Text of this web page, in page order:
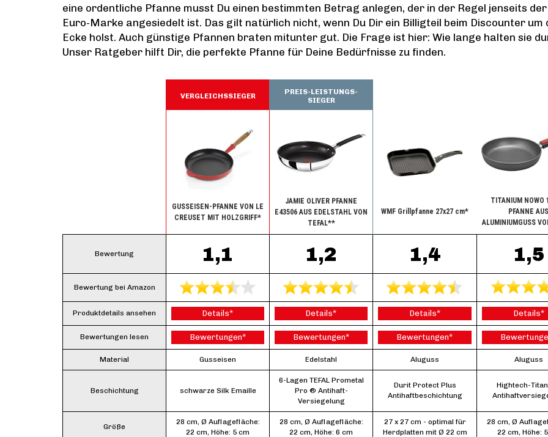
eine ordentliche Pfanne musst Du einen bestimmten Betrag anlegen, der in der Regel jenseits der
Euro-Marke angesiedelt ist. Das gilt natürlich nicht, wenn Du Dir ein Billigteil beim Discounter um
Ecke holst. Auch günstige Pfannen braten mitunter gut. Die Frage ist hier: Wie lange halten sie
Unser Ratgeber hilft Dir, die perfekte Pfanne für Deine Bedürfnisse zu finden.
VERGLEICHSSIEGER
GUSSEISEN-PFANNE VON LE
CREUSET MIT HOLZGRIFF*
PREIS-LEISTUNGS-
SIEGER
JAMIE OLIVER PFANNE
E43506 AUS EDELSTAHL VON
TEFAL**
WMF Grillpfanne 27x27 cm*
TITANIUM NOWO
PFANNE AUS
ALUMINIUMGUSS
Bewertung 1,1 1,2 1,4 1,5
Bewertung bei Amazon
Produktdetails ansehen Details* Details* Details* Details*
Bewertungen lesen Bewertungen* Bewertungen* Bewertungen*
Material Gusseisen Edelstahl Aluguss Aluguss
Beschichtung schwarze Silk Emaille
6-Lagen TEFAL Prometal
Pro ® Antihaft-
Versiegelung
Durit Protect Plus
Antihaftbeschichtung
Hightech-
Größe
28 cm, Ø Auflagefläche:
22 cm, Höhe: 5 cm
28 cm, Ø Auflagefläche:
22 cm, Höhe: 6 cm
27 x 27 cm - optimal für
Herdplatten mit Ø 22 cm
28 cm, Ø
22 cm, Höhe: